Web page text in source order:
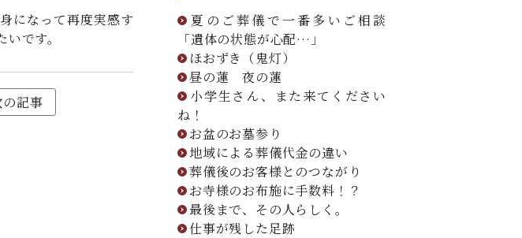
になって再度実感す
です。
の記事
夏のご葬儀で一番多いご相談
「遺体の状態が心配…」
ほおずき（鬼灯）
昼の蓮 夜の蓮
小学生さん、また来てください
ね！
お盆のお墓参り
地域による葬儀代金の違い
葬儀後のお客様とのつながり
お寺様のお布施に手数料！？
最後まで、その人らしく。
仕事が残した足跡